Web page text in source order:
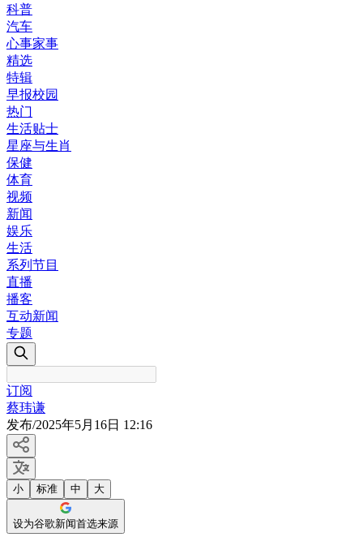
科普
汽车
心事家事
精选
特辑
早报校园
热门
生活贴士
星座与生肖
保健
体育
视频
新闻
娱乐
生活
系列节目
直播
播客
互动新闻
专题
订阅
蔡玮谦
发布/2025年5月16日 12:16
小 标准 中 大
设为谷歌新闻首选来源